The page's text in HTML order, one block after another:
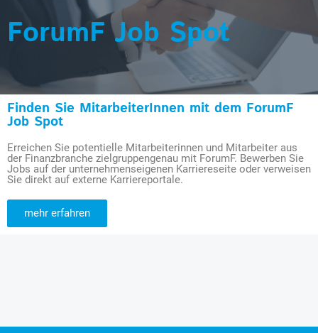
ForumF Job Spot
Finden Sie MitarbeiterInnen mit dem ForumF
Job Spot
Erreichen Sie potentielle Mitarbeiterinnen und Mitarbeiter aus
der Finanzbranche zielgruppengenau mit ForumF. Bewerben Sie
Jobs auf der unternehmenseigenen Karriereseite oder verweisen
Sie direkt auf externe Karriereportale.
mehr erfahren